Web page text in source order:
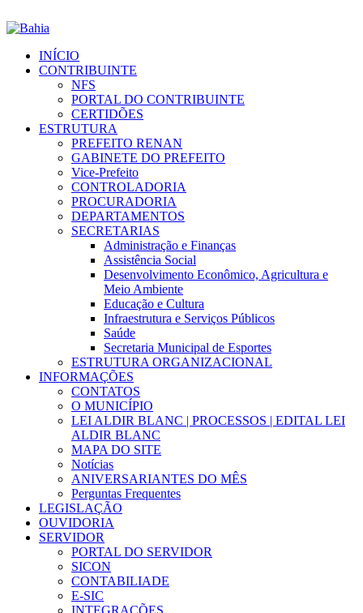
INÍCIO
CONTRIBUINTE
NFS
PORTAL DO CONTRIBUINTE
CERTIDÕES
ESTRUTURA
PREFEITO RENAN
GABINETE DO PREFEITO
Vice-Prefeito
CONTROLADORIA
PROCURADORIA
DEPARTAMENTOS
SECRETARIAS
Administração e Finanças
Assistência Social
Desenvolvimento Econômico, Agricultura e
Meio Ambiente
Educação e Cultura
Infraestrutura e Serviços Públicos
Saúde
Secretaria Municipal de Esportes
ESTRUTURA ORGANIZACIONAL
INFORMAÇÕES
CONTATOS
O MUNICÍPIO
LEI ALDIR BLANC | PROCESSOS | EDITAL LEI
ALDIR BLANC
MAPA DO SITE
Notícias
ANIVERSARIANTES DO MÊS
Perguntas Frequentes
LEGISLAÇÃO
OUVIDORIA
SERVIDOR
PORTAL DO SERVIDOR
SICON
CONTABILIADE
E-SIC
INTEGRAÇÕES